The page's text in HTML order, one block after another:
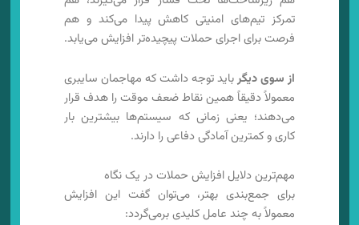
تمرکز تیم‌های امنیتی کاهش پیدا می‌کند و هم
فرصت برای اجرای حملات پیچیده‌تر افزایش می‌یابد.
از سوی دیگرباید توجه داشت که مهاجمان سایبری
معمولاً دقیقاً همین نقاط ضعف موقت را هدف قرار
می‌دهند؛ یعنی زمانی که سیستم‌ها بیشترین بار
کاری و کمترین آمادگی دفاعی را دارند.
مهم‌ترین دلایل افزایش حملات در یک نگاه
برای جمع‌بندی بهتر، می‌توان گفت این افزایش
معمولاً به چند عامل کلیدی برمی‌گردد: